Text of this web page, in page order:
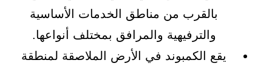
بالقرب من مناطق الخدمات الأساسية
والترفيهية والمرافق بمختلف أنواعها.
يقع الكمبوند في الأرض الملاصقة لمنطقة